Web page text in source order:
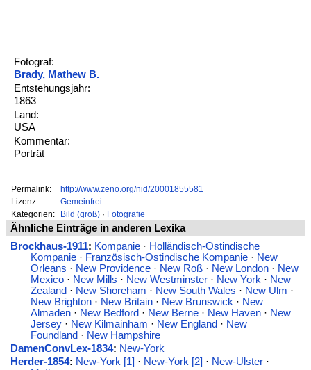
Fotograf:
Brady, Mathew B.
Entstehungsjahr:
1863
Land:
USA
Kommentar:
Porträt
Permalink:
http://www.zeno.org/nid/20001855581
Lizenz:
Gemeinfrei
Kategorien:
Bild (groß)· Fotografie
Ähnliche Einträge in anderen Lexika
Brockhaus-1911: Kompanie· Holländisch-Ostindische
Kompanie· Französisch-Ostindische Kompanie· New
Orleans · New Providence· New Roß· New London· New
Mexico· New Mills · New Westminster· New York · New
Zealand · New Shoreham · New South Wales · New Ulm ·
New Brighton· New Britain· New Brunswick · New
Almaden· New Bedford · New Berne· New Haven· New
Jersey· New Kilmainham · New England · New
Foundland · New Hampshire
DamenConvLex-1834: New-York
Herder-1854: New-York [1] · New-York [2] · New-Ulster·